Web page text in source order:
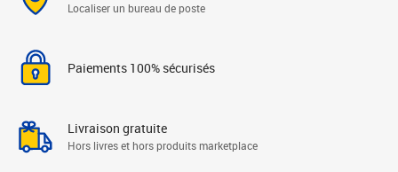
Localiser un bureau de poste
Paiements 100% sécurisés
Livraison gratuite
Hors livres et hors produits marketplace